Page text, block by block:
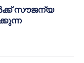
സൗജന്യ